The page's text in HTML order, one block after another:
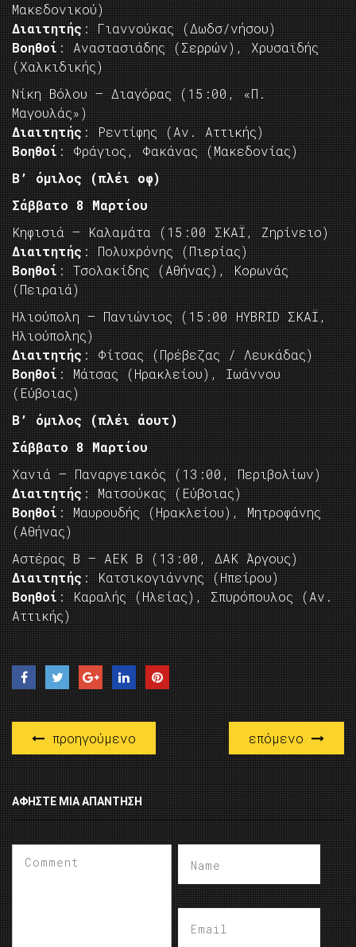
Μακεδονικού)
Διαιτητής : Γιαννούκας (Δωδσ/νήσου)
Βοηθοί : Αναστασιάδης (Σερρών), Χρυσαϊδής
(Χαλκιδικής)
Νίκη Βόλου – Διαγόρας (15:00, «Π.
Μαγουλάς»)
Διαιτητής : Ρεντίφης (Αν. Αττικής)
Βοηθοί : Φράγιος, Φακάνας (Μακεδονίας)
Β’ όμιλος (πλέι οφ)
Σάββατο 8 Μαρτίου
Κηφισιά – Καλαμάτα (15:00 ΣΚΑΪ, Ζηρίνειο)
Διαιτητής : Πολυχρόνης (Πιερίας)
Βοηθοί : Τσολακίδης (Αθήνας), Κορωνάς
(Πειραιά)
Ηλιούπολη – Πανιώνιος (15:00 HYBRID ΣΚΑΪ,
Ηλιούπολης)
Διαιτητής : Φίτσας (Πρέβεζας / Λευκάδας)
Βοηθοί : Μάτσας (Ηρακλείου), Ιωάννου
(Εύβοιας)
Β’ όμιλος (πλέι άουτ)
Σάββατο 8 Μαρτίου
Χανιά – Παναργειακός (13:00, Περιβολίων)
Διαιτητής : Ματσούκας (Εύβοιας)
Βοηθοί : Μαυρουδής (Ηρακλείου), Μητροφάνης
(Αθήνας)
Αστέρας B – ΑΕΚ Β (13:00, ΔΑΚ Άργους)
Διαιτητής : Κατσικογιάννης (Ηπείρου)
Βοηθοί : Καραλής (Ηλείας), Σπυρόπουλος (Αν.
Αττικής)
προηγούμενο επόμενο
ΑΦΉΣΤΕ ΜΙΑ ΑΠΆΝΤΗΣΗ